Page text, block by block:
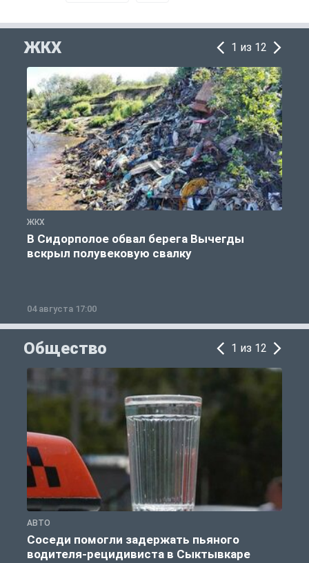
ЖКХ 1 из 12
ЖКХ
В Сидорполое обвал берега Вычегды
вскрыл полувековую свалку
04 августа 17:00
Общество 1 из 12
АВТО
Соседи помогли задержать пьяного
водителя-рецидивиста в Сыктывкаре